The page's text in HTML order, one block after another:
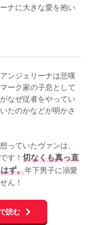
ナに大きな愛を抱い
ンジェリーナは悲嘆
ーク家の子息として
なぜ従者をやってい
たのかなどが明かさ
っていたヴァンは、
す！ 切なくも真っ直
ず。年下男子に溺愛
ん！
読む